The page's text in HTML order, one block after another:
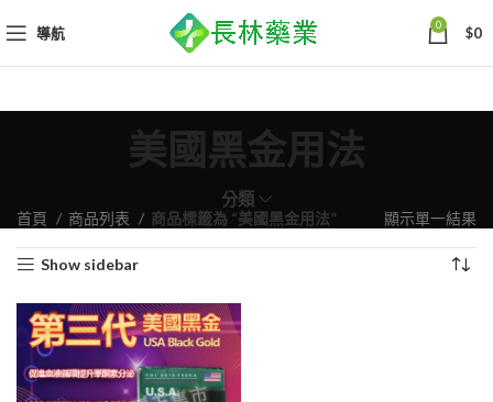
導航 0 $0
美國黑金用法
分類
首頁 商品列表 商品標籤為 “美國黑金用法” 顯示單一結果
Show sidebar